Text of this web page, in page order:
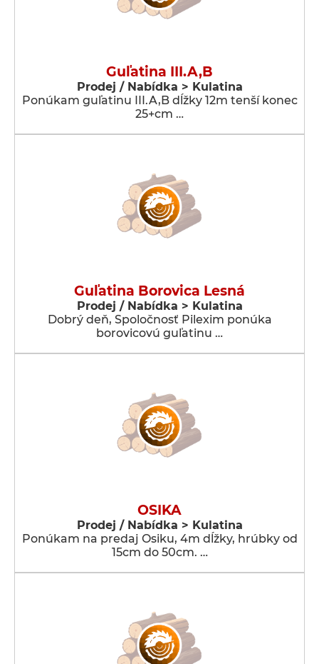
Guľatina III.A,B
Prodej / Nabídka > Kulatina
Ponúkam guľatinu III.A,B dĺžky 12m tenší konec
25+cm …
Guľatina Borovica Lesná
Prodej / Nabídka > Kulatina
Dobrý deň, Spoločnosť Pilexim ponúka
borovicovú guľatinu …
OSIKA
Prodej / Nabídka > Kulatina
Ponúkam na predaj Osiku, 4m dĺžky, hrúbky od
15cm do 50cm. …